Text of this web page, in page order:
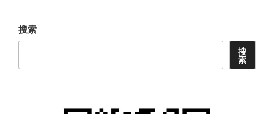
搜索
搜
索